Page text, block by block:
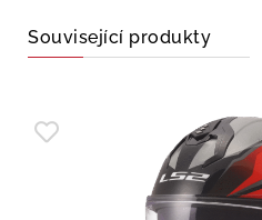
Související produkty